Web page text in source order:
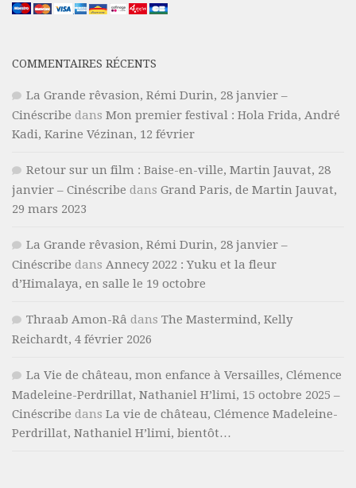
COMMENTAIRES RÉCENTS
La Grande rêvasion, Rémi Durin, 28 janvier –
Cinéscribe dans Mon premier festival : Hola Frida, André
Kadi, Karine Vézinan, 12 février
Retour sur un film : Baise-en-ville, Martin Jauvat, 28
janvier – Cinéscribe dans Grand Paris, de Martin Jauvat,
29 mars 2023
La Grande rêvasion, Rémi Durin, 28 janvier –
Cinéscribe dans Annecy 2022 : Yuku et la fleur
d’Himalaya, en salle le 19 octobre
Thraab Amon-Râ dans The Mastermind, Kelly
Reichardt, 4 février 2026
La Vie de château, mon enfance à Versailles, Clémence
Madeleine-Perdrillat, Nathaniel H’limi, 15 octobre 2025 –
Cinéscribe dans La vie de château, Clémence Madeleine-
Perdrillat, Nathaniel H’limi, bientôt…